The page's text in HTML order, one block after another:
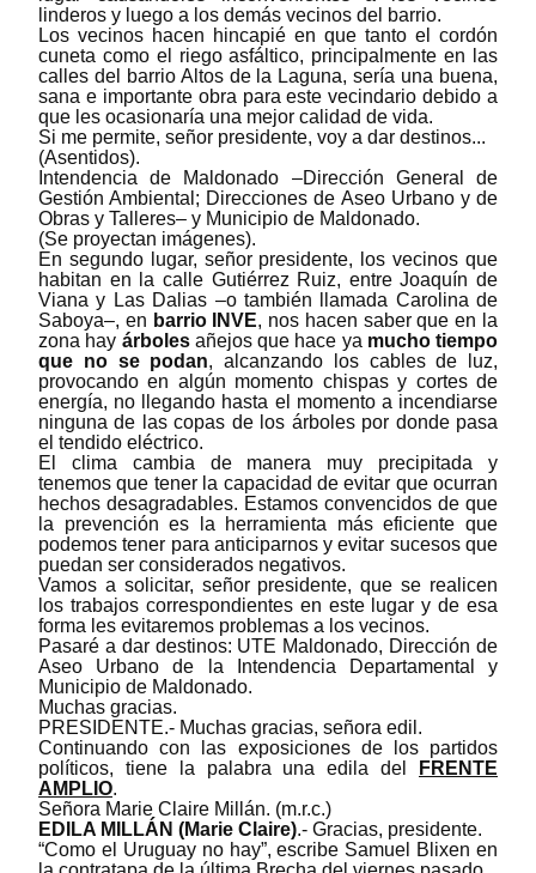
linderos y luego a los demás vecinos del barrio.
Los vecinos hacen hincapié en que tanto el cordón
cuneta como el riego asfáltico, principalmente en las
calles del barrio Altos de la Laguna, sería una buena,
sana e importante obra para este vecindario debido a
que les ocasionaría una mejor calidad de vida.
Si me permite, señor presidente, voy a dar destinos...
(Asentidos).
Intendencia de Maldonado ‒Dirección General de
Gestión Ambiental; Direcciones de Aseo Urbano y de
Obras y Talleres‒ y Municipio de Maldonado.
(Se proyectan imágenes).
En segundo lugar, señor presidente, los vecinos que
habitan en la calle Gutiérrez Ruiz, entre Joaquín de
Viana y Las Dalias ‒o también llamada Carolina de
Saboya‒, en barrio INVE, nos hacen saber que en la
zona hay árbolesañejos que hace ya mucho tiempo
que no se podan, alcanzando los cables de luz,
provocando en algún momento chispas y cortes de
energía, no llegando hasta el momento a incendiarse
ninguna de las copas de los árboles por donde pasa
el tendido eléctrico.
El clima cambia de manera muy precipitada y
tenemos que tener la capacidad de evitar que ocurran
hechos desagradables. Estamos convencidos de que
la prevención es la herramienta más eficiente que
podemos tener para anticiparnos y evitar sucesos que
puedan ser considerados negativos.
Vamos a solicitar, señor presidente, que se realicen
los trabajos correspondientes en este lugar y de esa
forma les evitaremos problemas a los vecinos.
Pasaré a dar destinos: UTE Maldonado, Dirección de
Aseo Urbano de la Intendencia Departamental y
Municipio de Maldonado.
Muchas gracias.
PRESIDENTE.- Muchas gracias, señora edil.
Continuando con las exposiciones de los partidos
políticos, tiene la palabra una edila del
FRENTE
AMPLIO.
Señora Marie Claire Millán. (m.r.c.)
EDILA MILLÁN (Marie Claire).- Gracias, presidente.
“Como el Uruguay no hay”, escribe Samuel Blixen en